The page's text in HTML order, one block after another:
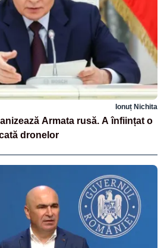
Ionuț Nichita
Armata rusă. A înființat o
dronelor